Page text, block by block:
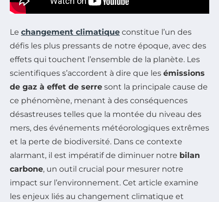
Le changement climatique constitue l’un des
défis les plus pressants de notre époque, avec des
effets qui touchent l’ensemble de la planète. Les
scientifiques s’accordent à dire que les émissions
de gaz à effet de serre sont la principale cause de
ce phénomène, menant à des conséquences
désastreuses telles que la montée du niveau des
mers, des événements météorologiques extrêmes
et la perte de biodiversité. Dans ce contexte
alarmant, il est impératif de diminuer notre bilan
carbone, un outil crucial pour mesurer notre
impact sur l’environnement. Cet article examine
les enjeux liés au changement climatique et